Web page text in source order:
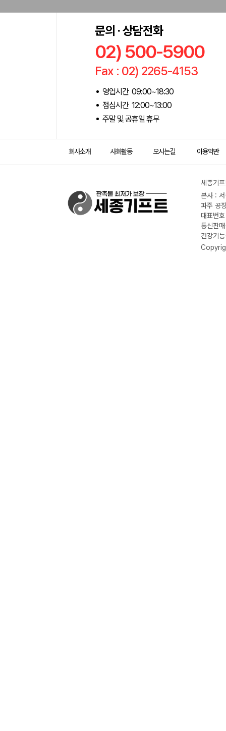
문의 · 상담전화
02) 500-5900
Fax : 02) 2265-4153
영업시간 09:00~18:30
점심시간 12:00~13:00
주말 및 공휴일 휴무
회사소개 사회활동 오시는길 이용약관
세종기
본사 :
파주 공
대표번
통신판
건강기